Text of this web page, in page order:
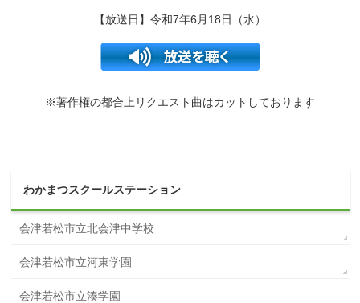
【放送日】令和7年6月18日（水）
※著作権の都合上リクエスト曲はカットしております
わかまつスクールステーション
会津若松市立北会津中学校
会津若松市立河東学園
会津若松市立湊学園